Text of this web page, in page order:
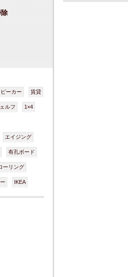
ーカー 賃貸
ルフ 1×4
エイジング
有孔ボード
ーリング
IKEA